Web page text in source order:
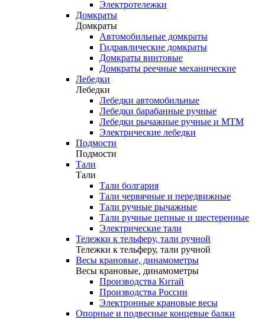
Электротележки
Домкраты
Домкраты
Автомобильные домкраты
Гидравлические домкраты
Домкраты винтовые
Домкраты реечные механические
Лебедки
Лебедки
Лебедки автомобильные
Лебедки барабанные ручные
Лебедки рычажные ручные и МТМ
Электрические лебедки
Подмости
Подмости
Тали
Тали
Тали болгария
Тали червячные и передвижные
Тали ручные рычажные
Тали ручные цепные и шестеренные
Электрические тали
Тележки к тельферу, тали ручной
Тележки к тельферу, тали ручной
Весы крановые, динамометры
Весы крановые, динамометры
Производства Китай
Производства России
Электронные крановые весы
Опорные и подвесные концевые балки